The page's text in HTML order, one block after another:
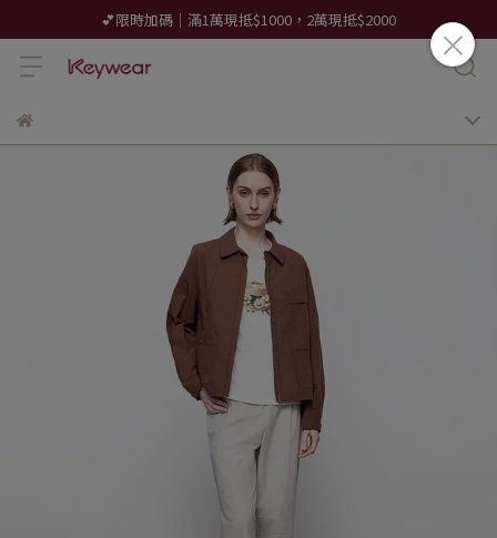
💕限時加碼｜滿1萬現抵$1000，2萬現抵$2000